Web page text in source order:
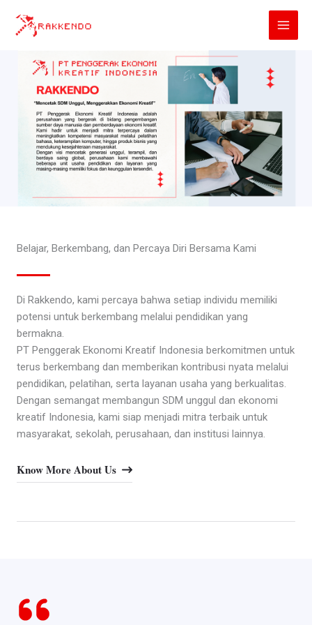
Belajar, Berkembang, dan Percaya Diri Bersama Kami
Di Rakkendo, kami percaya bahwa setiap individu memiliki
potensi untuk berkembang melalui pendidikan yang
bermakna.
PT Penggerak Ekonomi Kreatif Indonesia berkomitmen untuk
terus berkembang dan memberikan kontribusi nyata melalui
pendidikan, pelatihan, serta layanan usaha yang berkualitas.
Dengan semangat membangun SDM unggul dan ekonomi
kreatif Indonesia, kami siap menjadi mitra terbaik untuk
masyarakat, sekolah, perusahaan, dan institusi lainnya.
Know More About Us